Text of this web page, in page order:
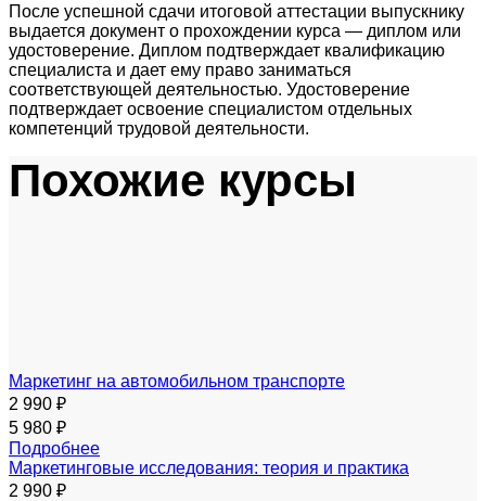
После успешной сдачи итоговой аттестации выпускнику
выдается документ о прохождении курса — диплом или
удостоверение. Диплом подтверждает квалификацию
специалиста и дает ему право заниматься
соответствующей деятельностью. Удостоверение
подтверждает освоение специалистом отдельных
компетенций трудовой деятельности.
Похожие курсы
Маркетинг на автомобильном транспорте
2 990 ₽
5 980 ₽
Подробнее
Маркетинговые исследования: теория и практика
2 990 ₽